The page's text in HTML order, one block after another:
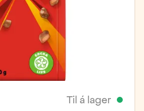
Til á lager